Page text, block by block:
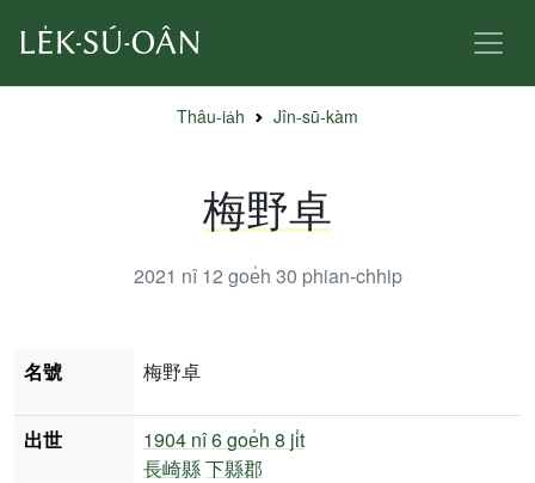
Thâu-ia̍h Jîn-sū-kàm
梅野卓
2021 nî 12 goe̍h 30 phian-chhip
名號 梅野卓
出世 1904 nî6 goe̍h 8 ji̍t
長崎縣下縣郡